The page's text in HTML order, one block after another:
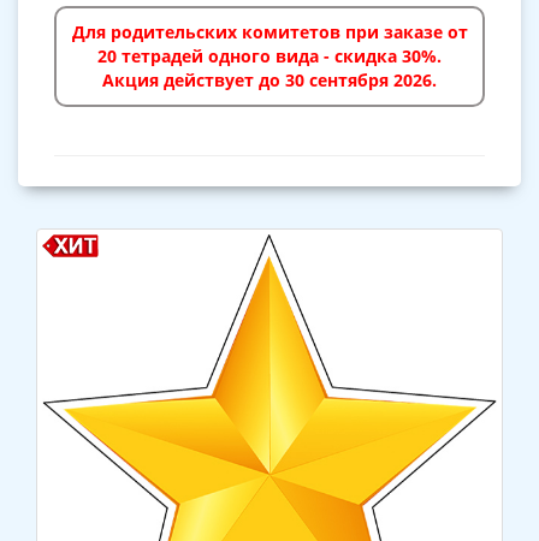
Для родительских комитетов при заказе от
20 тетрадей одного вида - скидка 30%.
Акция действует до 30 сентября 2026.